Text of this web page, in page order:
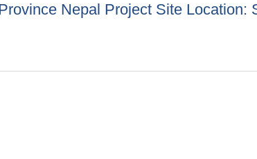
Nepal Project Site Location: